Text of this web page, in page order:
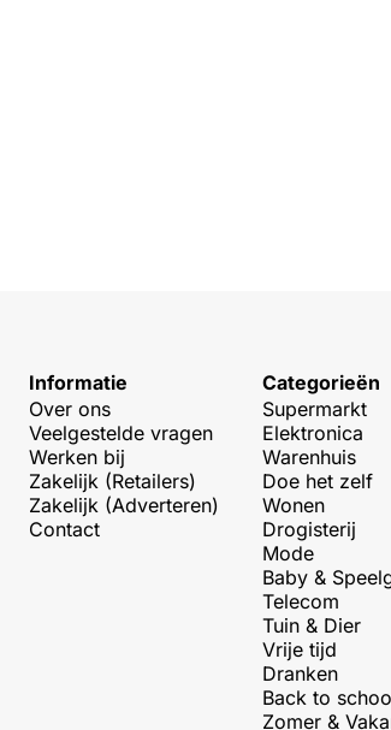
Informatie
Over ons
Veelgestelde vragen
Werken bij
Zakelijk (Retailers)
Zakelijk (Adverteren)
Contact
Categorieën
Supermarkt
Elektronica
Warenhuis
Doe het zelf
Wonen
Drogisterij
Mode
Baby &
Telecom
Tuin & Dier
Vrije tijd
Dranken
Back to
Zomer &